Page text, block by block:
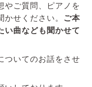
やご質問、ピアノを
かせください。 ご本
い曲なども聞かせて
ついてのお話をさせ